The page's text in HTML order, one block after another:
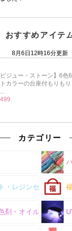
おすすめアイテ
カテゴリー
・レジンセット
剤・オイル